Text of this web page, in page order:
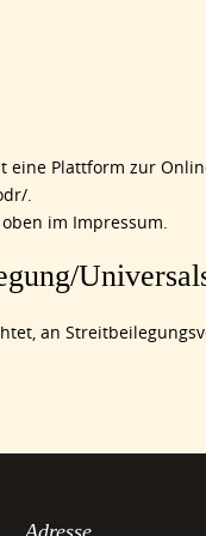
eine Plattform zur
im Impressum.
an
Adresse